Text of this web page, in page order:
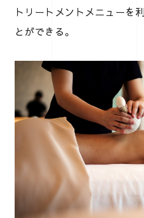
トリートメントメニューを
とができる。